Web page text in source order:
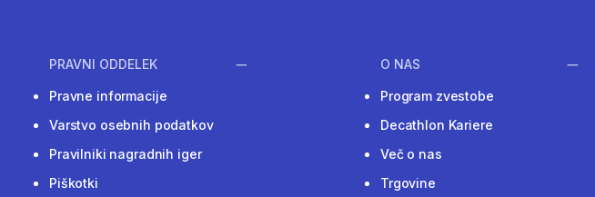
PRAVNI ODDELEK
Pravne informacije
Varstvo osebnih podatkov
Pravilniki nagradnih iger
Piškotki
O NAS
Program zvestobe
Decathlon Kariere
Več o nas
Trgovine